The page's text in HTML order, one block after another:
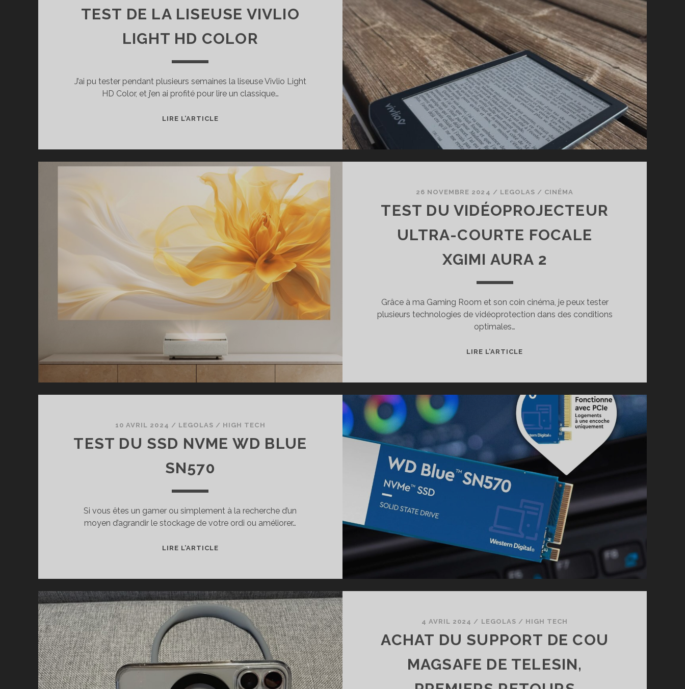
LE
HAUT
DE
GAMME
POLYVALENT
TEST DE LA LISEUSE VIVLIO
LIGHT HD COLOR
J’ai pu tester pendant plusieurs semaines la liseuse Vivlio Light
HD Color, et j’en ai profité pour lire un classique…
LIRE L’ARTICLE
VIVLIO
LIGHT
COLOR
26 NOVEMBRE 2024 / LEGOLAS / CINÉMA
TEST DU VIDÉOPROJECTEUR
ULTRA-COURTE FOCALE
XGIMI AURA 2
Grâce à ma Gaming Room et son coin cinéma, je peux tester
plusieurs technologies de vidéoprotection dans des conditions
optimales…
LIRE L’ARTICLE
COURTE
FOCALE
XGIMI
AURA
10 AVRIL 2024 / LEGOLAS / HIGH TECH
TEST DU SSD NVME WD BLUE
SN570
Si vous êtes un gamer ou simplement à la recherche d’un
moyen d’agrandir le stockage de votre ordi ou améliorer…
LIRE L’ARTICLE
WD
BLUE
SN570
4 AVRIL 2024 / LEGOLAS / HIGH TECH
ACHAT DU SUPPORT DE COU
MAGSAFE DE TELESIN,